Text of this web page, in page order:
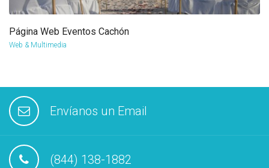
more info
Página Web Eventos Cachón
Web & Multimedia
Envíanos un Email
(844) 138-1882